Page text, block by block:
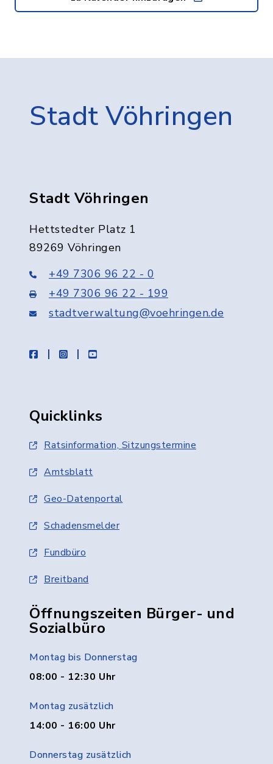
Stadt Vöhringen
Stadt Vöhringen
Hettstedter Platz 1
89269 Vöhringen
+49 7306 96 22 - 0
+49 7306 96 22 - 199
stadtverwaltung@voehringen.de
facebookinstagramyoutube
Quicklinks
Ratsinformation, Sitzungstermine
Amtsblatt
Geo-Datenportal
Schadensmelder
Fundbüro
Breitband
Öffnungszeiten Bürger- und
Sozialbüro
Montag bis Donnerstag
08:00 - 12:30 Uhr
Montag zusätzlich
14:00 - 16:00 Uhr
Donnerstag zusätzlich